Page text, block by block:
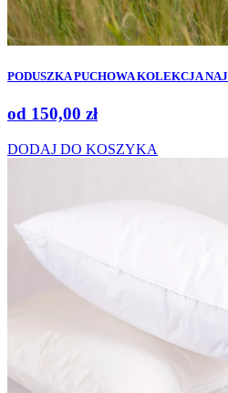
PODUSZKA PUCHOWA KOLEKCJA NAJ
od 150,00 zł
DODAJ DO KOSZYKA